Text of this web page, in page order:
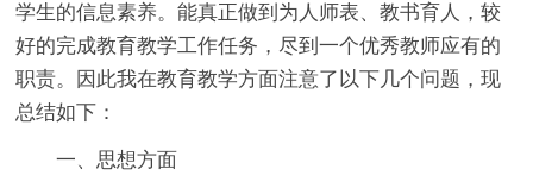
学生的信息素养。能真正做到为人师表、教书育人，较
好的完成教育教学工作任务，尽到一个优秀教师应有的
职责。因此我在教育教学方面注意了以下几个问题，现
总结如下：
一、思想方面